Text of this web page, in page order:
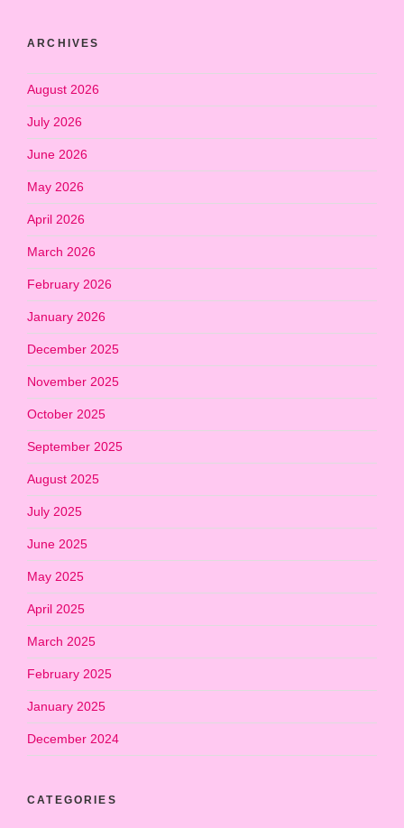
ARCHIVES
August 2026
July 2026
June 2026
May 2026
April 2026
March 2026
February 2026
January 2026
December 2025
November 2025
October 2025
September 2025
August 2025
July 2025
June 2025
May 2025
April 2025
March 2025
February 2025
January 2025
December 2024
CATEGORIES